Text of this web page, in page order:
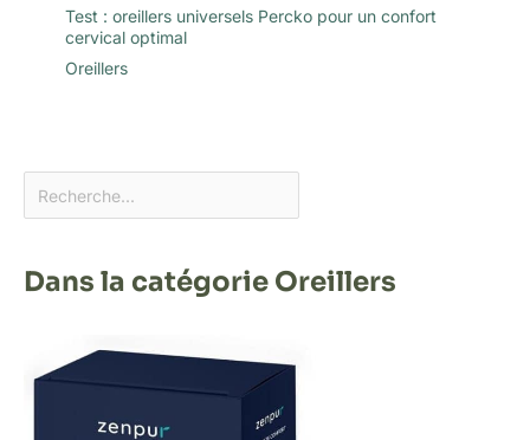
Test : oreillers universels Percko pour un confort
cervical optimal
Oreillers
Dans la catégorie Oreillers